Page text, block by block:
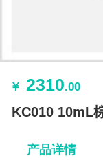
￥ 2310.00
KC010 10mL
产品详情